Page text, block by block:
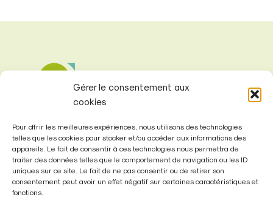
Gérer le consentement aux
cookies
Pour offrir les meilleures expériences, nous utilisons des technologies
telles que les cookies pour stocker et/ou accéder aux informations des
appareils. Le fait de consentir à ces technologies nous permettra de
traiter des données telles que le comportement de navigation ou les ID
uniques sur ce site. Le fait de ne pas consentir ou de retirer son
consentement peut avoir un effet négatif sur certaines caractéristiques et
fonctions.
Mairie de